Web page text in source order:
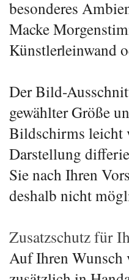
besonderes
Macke
Künstlerleinwand
Der Bild-
gewählter Größe
Bildschirms leicht
Darstellung
Sie nach Ihren
deshalb nicht
Zusatzschutz für
Auf Ihren